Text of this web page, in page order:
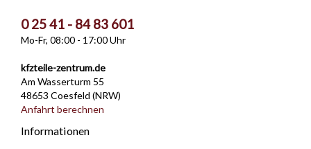
0 25 41 - 84 83 601
Mo-Fr, 08:00 - 17:00 Uhr
kfzteile-zentrum.de
Am Wasserturm 55
48653 Coesfeld (NRW)
Anfahrt berechnen
Informationen